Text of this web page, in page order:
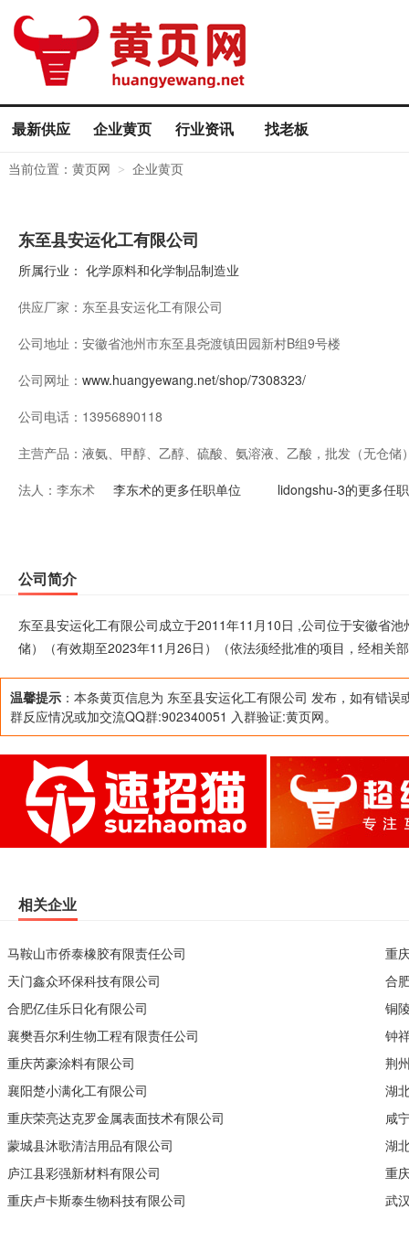
最新供应 企业黄页 行业资讯 找老板
当前位置： 黄页网 > 企业黄页
东至县安运化工有限公司
所属行业： 化学原料和化学制品制造业
供应厂家： 东至县安运化工有限公司
公司地址： 安徽省池州市东至县尧渡镇田园新村B组9号楼
公司网址： www.huangyewang.net/shop/7308323/
公司电话： 13956890118
主营产品： 液氨、甲醇、乙醇、硫酸、氨溶液、乙酸，批发（无仓
（依法须经批准的项目，经相关部门批准后方可开展经营
法人： 李东术 李东术的更多任职单位 lidongshu-3的更多任
公司简介
东至县安运化工有限公司成立于2011年11月10日 ,公司位于安徽省
储）（有效期至2023年11月26日）（依法须经批准的项目，经相关
温馨提示 ：本条黄页信息为 东至县安运化工有限公司 发布，如有错误
群反应情况或加交流QQ群:902340051 入群验证:黄页网。
相关企业
马鞍山市侨泰橡胶有限责任公司
天门鑫众环保科技有限公司
合肥亿佳乐日化有限公司
襄樊吾尔利生物工程有限责任公司
重庆芮豪涂料有限公司
襄阳楚小满化工有限公司
重庆荣亮达克罗金属表面技术有限公司
蒙城县沐歌清洁用品有限公司
庐江县彩强新材料有限公司
重庆卢卡斯泰生物科技有限公司
重
合
铜
钟
荆
湖
咸
湖
重
武